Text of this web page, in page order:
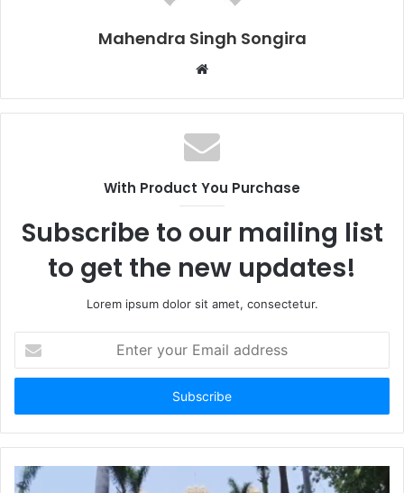
Mahendra Singh Songira
Website
With Product You Purchase
Subscribe to our mailing list
to get the new updates!
Lorem ipsum dolor sit amet, consectetur.
your
Email